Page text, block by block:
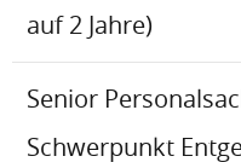
auf 2 Jahre)
Senior
Schwerpunkt